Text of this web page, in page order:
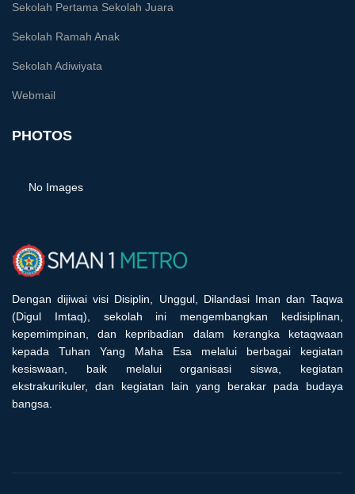
Sekolah Pertama Sekolah Juara
Sekolah Ramah Anak
Sekolah Adiwiyata
Webmail
PHOTOS
No Images
Dengan dijiwai visi Disiplin, Unggul, Dilandasi Iman dan Taqwa
(Digul Imtaq), sekolah ini mengembangkan kedisiplinan,
kepemimpinan, dan kepribadian dalam kerangka ketaqwaan
kepada Tuhan Yang Maha Esa melalui berbagai kegiatan
kesiswaan, baik melalui organisasi siswa, kegiatan
ekstrakurikuler, dan kegiatan lain yang berakar pada budaya
bangsa.